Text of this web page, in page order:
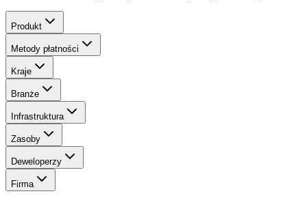
Produkt
Metody płatności
Kraje
Branże
Infrastruktura
Zasoby
Deweloperzy
Firma